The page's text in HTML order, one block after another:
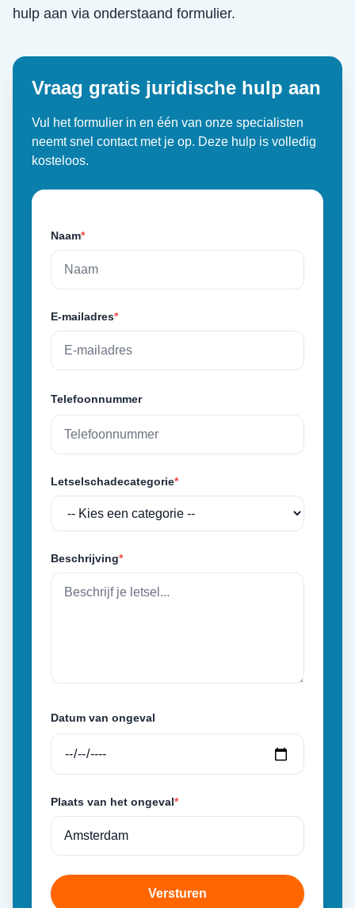
hulp aan via onderstaand formulier.
Vraag gratis juridische hulp aan
Vul het formulier in en één van onze specialisten
neemt snel contact met je op. Deze hulp is volledig
kosteloos.
Naam*
E-mailadres*
Telefoonnummer
Letselschadecategorie*
Beschrijving*
Datum van ongeval
Plaats van het ongeval*
Versturen